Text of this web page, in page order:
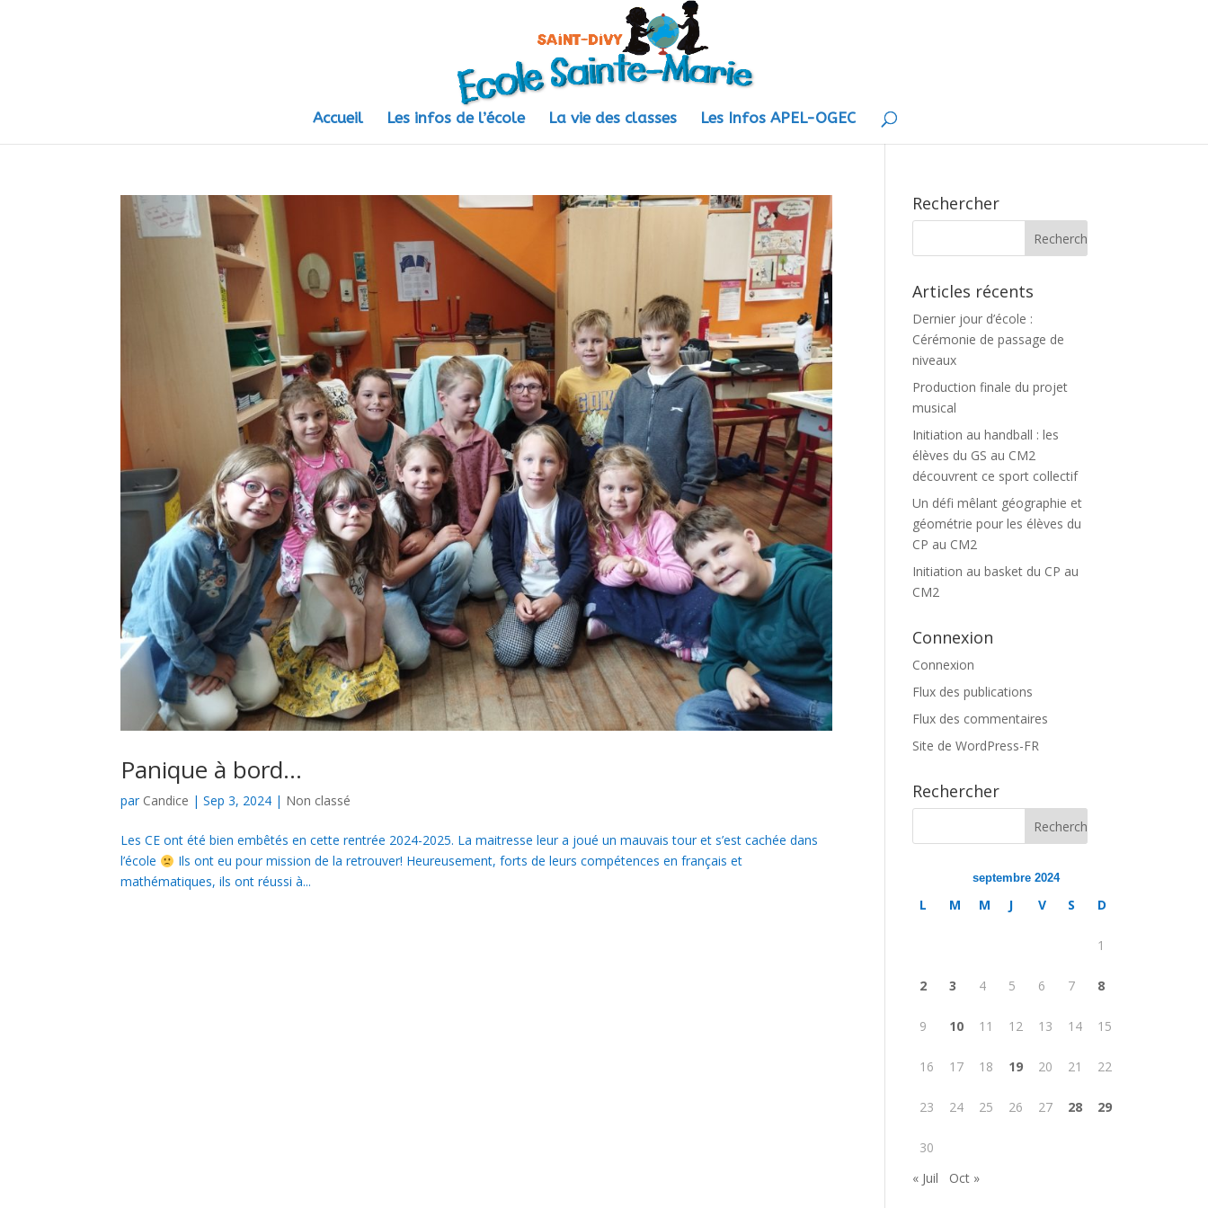
Accueil Les infos de l’école La vie des classes Les Infos APEL-OGEC
Panique à bord…
par Candice |Sep 3, 2024 | Non classé
Les CE ont été bien embêtés en cette rentrée 2024-2025. La maitresse leur a joué un mauvais tour et s’est cachée dans
l’école
Ils ont eu pour mission de la retrouver! Heureusement, forts de leurs compétences en français et
mathématiques, ils ont réussi à...
Rechercher
Articles récents
Dernier jour d’école :
Cérémonie de passage de
niveaux
Production finale du projet
musical
Initiation au handball : les
élèves du GS au CM2
découvrent ce sport collectif
Un défi mêlant géographie et
géométrie pour les élèves du
CP au CM2
Initiation au basket du CP au
CM2
Connexion
Connexion
Flux des publications
Flux des commentaires
Site de WordPress-FR
Rechercher
septembre 2024
L M M J V S D
1
2 3 4 5 6 7 8
9 10 11 12 13 14 15
16 17 18 19 20 21 22
23 24 25 26 27 28 29
30
« Juil
Oct »